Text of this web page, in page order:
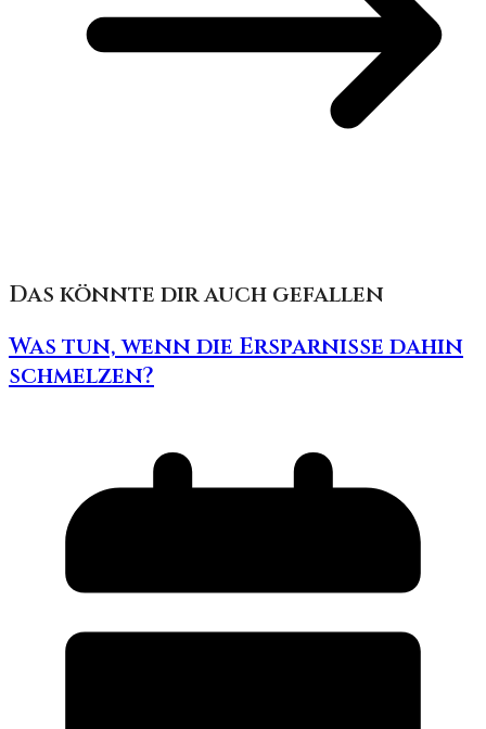
Das könnte dir auch gefallen
Was tun, wenn die Ersparnisse dahin
schmelzen?